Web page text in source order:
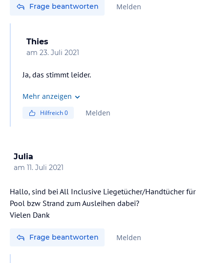
Frage beantworten Melden
Thies
am 23. Juli 2021
Ja, das stimmt leider.
Mehr anzeigen
Hilfreich0 Melden
Julia
am 11. Juli 2021
Hallo, sind bei All Inclusive Liegetücher/Handtücher für
Pool bzw Strand zum Ausleihen dabei?
Vielen Dank
Frage beantworten Melden